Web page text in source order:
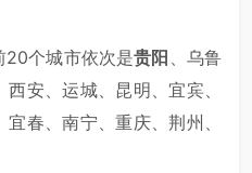
20个城市依次是贵阳 、乌鲁
安、运城、昆明、宜宾、
春、南宁、重庆、荆州、